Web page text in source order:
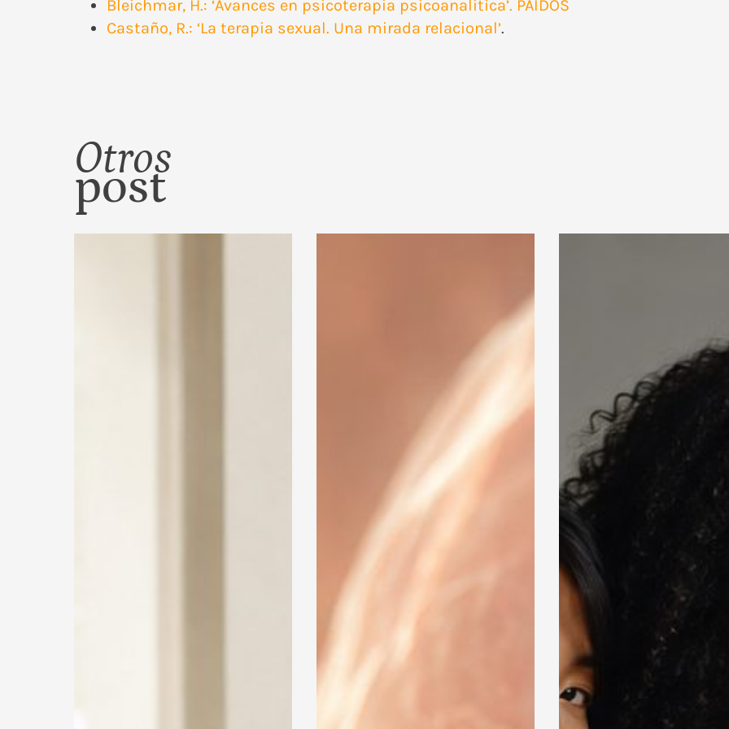
Bleichmar, H.: ‘Avances en psicoterapia psicoanalítica’. PAIDOS
Castaño, R.: ‘La terapia sexual. Una mirada relacional’.
Otros
post